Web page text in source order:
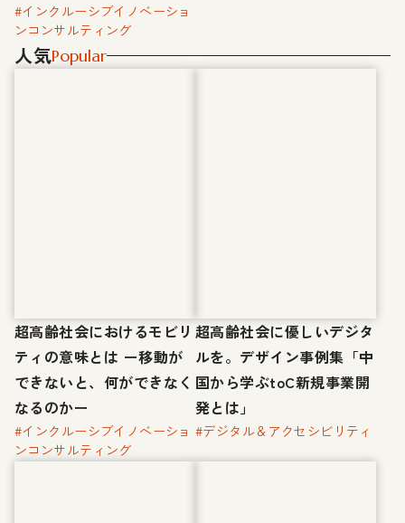
#インクルーシブイノベーショ
ンコンサルティング
人気Popular
超高齢社会におけるモビリ
ティの意味とは ー移動が
できないと、何ができなく
なるのかー
#インクルーシブイノベーショ
ンコンサルティング
超高齢社会に優しいデジタ
ルを。デザイン事例集「中
国から学ぶtoC新規事業開
発とは」
#デジタル＆アクセシビリティ